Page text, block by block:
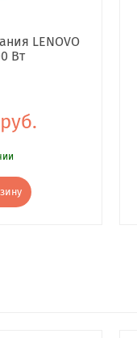
LENOVO
Вт